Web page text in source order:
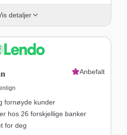
detaljer
Anbefalt
fornøyde kunder
hos 26 forskjellige banker
for deg